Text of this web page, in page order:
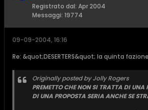
Registrato dal: Apr 2004
Messaggi: 19774
09-09-2004, 16:16
Re: &quot;DESERTERS&quot; la quinta fazione
Originally posted by Jolly Rogers
PREMETTO CHE NON SI TRATTA DI
DI UNA PROPOSTA SERIA ANCHE SE